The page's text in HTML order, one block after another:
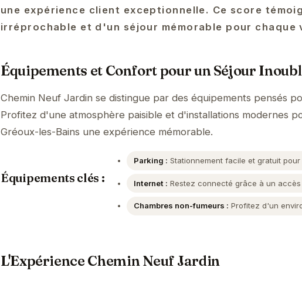
une expérience client exceptionnelle. Ce score
irréprochable et d'un séjour mémorable pour chaque
Équipements et Confort pour un Séjour
Chemin Neuf Jardin se distingue par des équipements pensés
Profitez d'une atmosphère paisible et d'installations modernes
Gréoux-les-Bains une expérience mémorable.
Équipements clés :
Parking : Stationnement facile et gratuit
Internet : Restez connecté grâce à un
Chambres non-fumeurs : Profitez d'un
L'Expérience Chemin Neuf Jardin